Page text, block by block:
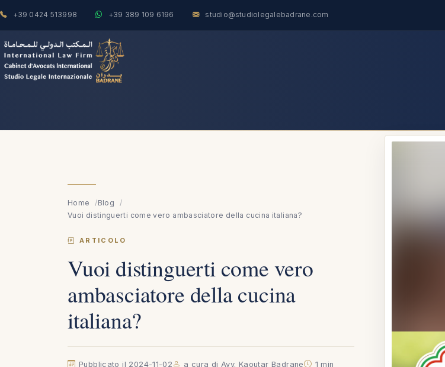
+39 0424 513998 +39 389 109 6196 studio@studiolegalebadrane.com
Home
Blog
Vuoi distinguerti come vero ambasciatore della cucina italiana?
ARTICOLO
Vuoi distinguerti come vero
ambasciatore della cucina
italiana?
Pubblicato il 2024-11-02 a cura di Avv. Kaoutar Badrane 1 min